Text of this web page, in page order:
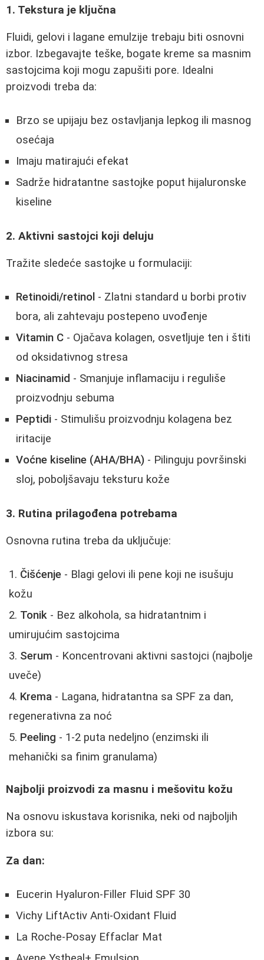
1. Tekstura je ključna
Fluidi, gelovi i lagane emulzije trebaju biti osnovni
izbor. Izbegavajte teške, bogate kreme sa masnim
sastojcima koji mogu zapušiti pore. Idealni
proizvodi treba da:
Brzo se upijaju bez ostavljanja lepkog ili masnog
osećaja
Imaju matirajući efekat
Sadrže hidratantne sastojke poput hijaluronske
kiseline
2. Aktivni sastojci koji deluju
Tražite sledeće sastojke u formulaciji:
Retinoidi/retinol - Zlatni standard u borbi protiv
bora, ali zahtevaju postepeno uvođenje
Vitamin C - Ojačava kolagen, osvetljuje ten i štiti
od oksidativnog stresa
Niacinamid - Smanjuje inflamaciju i reguliše
proizvodnju sebuma
Peptidi - Stimulišu proizvodnju kolagena bez
iritacije
Voćne kiseline (AHA/BHA) - Pilinguju površinski
sloj, poboljšavaju teksturu kože
3. Rutina prilagođena potrebama
Osnovna rutina treba da uključuje:
Čišćenje - Blagi gelovi ili pene koji ne isušuju
kožu
Tonik - Bez alkohola, sa hidratantnim i
umirujućim sastojcima
Serum - Koncentrovani aktivni sastojci (najbolje
uveče)
Krema - Lagana, hidratantna sa SPF za dan,
regenerativna za noć
Peeling - 1-2 puta nedeljno (enzimski ili
mehanički sa finim granulama)
Najbolji proizvodi za masnu i mešovitu kožu
Na osnovu iskustava korisnika, neki od najboljih
izbora su:
Za dan:
Eucerin Hyaluron-Filler Fluid SPF 30
Vichy LiftActiv Anti-Oxidant Fluid
La Roche-Posay Effaclar Mat